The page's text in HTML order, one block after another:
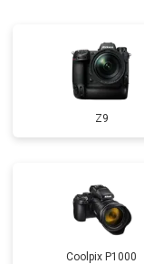
Z9
Coolpix P1000